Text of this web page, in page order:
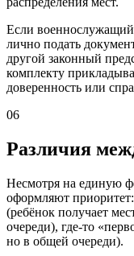
Если
лично подать
другой законный
комплекту
доверенность или
06
Различия
Несмотря на единую
оформляют приоритет:
(ребёнок получает
очереди), где-то
но в общей очереди).